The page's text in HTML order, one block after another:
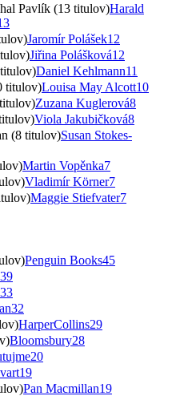
Pavlík (13 titulov)Harald
Jaromír Polášek12
Jiřina Polášková12
Daniel Kehlmann11
titulov)Louisa May Alcott10
Zuzana Kuglerová8
Viola Jakubičková8
(8 titulov)Susan Stokes-
Martin Vopěnka7
Vladimír Körner7
Maggie Stiefvater7
Penguin Books45
39
33
32
HarperCollins29
Bloomsbury28
20
19
Pan Macmillan19